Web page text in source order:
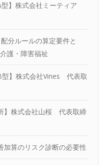
】株式会社ミーティア
分ルールの算定要件と
護・障害福祉
型】株式会社Vines 代表取
】株式会社山桜 代表取締
加算のリスク診断の必要性